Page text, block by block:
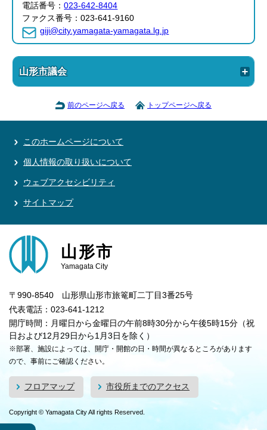
電話番号：023-642-8404
ファクス番号：023-641-9160
giji@city.yamagata-yamagata.lg.jp
山形市議会
前のページへ戻る トップページへ戻る
このホームページについて
個人情報の取り扱いについて
ウェブアクセシビリティ
サイトマップ
山形市
Yamagata City
〒990-8540 山形県山形市旅篭町二丁目3番25号
代表電話：023-641-1212
開庁時間：月曜日から金曜日の午前8時30分から午後5時15分（祝
日および12月29日から1月3日を除く）
※部署、施設によっては、開庁・開館の日・時間が異なるところがあります
ので、事前にご確認ください。
フロアマップ 市役所までのアクセス
Copyright © Yamagata City All rights Reserved.